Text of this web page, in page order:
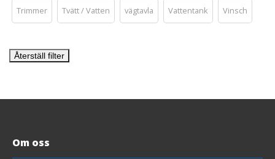
Trimmer Tvätt / Vatten vägtavla Vattentank Vinsch
Återställ filter
Om oss